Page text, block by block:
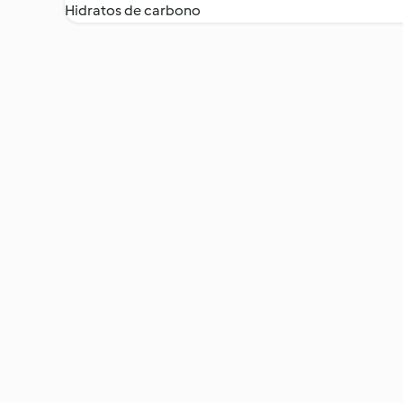
Hidratos de carbono